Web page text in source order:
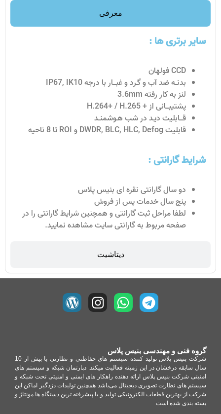
معرفی
دیتاشیت
سایر برتری ها :
CCD فولهان
بدنــه ضد آب و گـرد و غبـــار با درجه IP67, IK10
لنز به کار رفته 3.6mm
پشتیبـــانی از + H.264+ / H.265
قـــابلیت دیـد در شب هـوشمنــد
قابلیت DWDR, BLC, HLC, Defog و ROI تا 8 ناحیه
شرایط گارانتی :
دو سال گارانتی نقره ای بنیس پلاس
پنج سال خدمات پس از فروش
لطفا مراحل ثبت گارانتی و همچنین شرایط گارانتی را در
صفحه مربوط به گارانتی سایت مشاهده نمایید.
گروه فنی و مهندسی بنیس پلاس
شرکت بنیس پلاس تولید کننده سیستم های حفاظتی و نظارتی با بیش از 10
سال سابقه درخشان در این زمینه فعالیت میکند. دپارتمان شبکه و سیستم های
امنیتی شرکت بنیس پلاس ارائه دهنده راهکار های ایمنی و امنیتی تحت شبکه و
سیستم های نظارت تصویری دیجیتال می‌باشد همچنین تولیدات دزدگیر اماکن این
شرکت از بهترین قطعات الکترونیکی تولید و با پیشرفته ترین دستگاه ها مونتاژ و
بسته بندی شده است